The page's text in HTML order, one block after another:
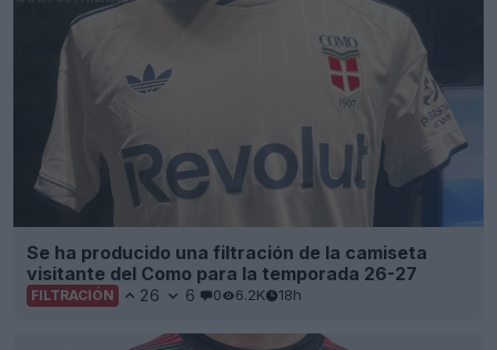
Se ha producido una filtración de la camiseta
visitante del Como para la temporada 26-27
FILTRACIÓN 26 6 0 6.2K 18h